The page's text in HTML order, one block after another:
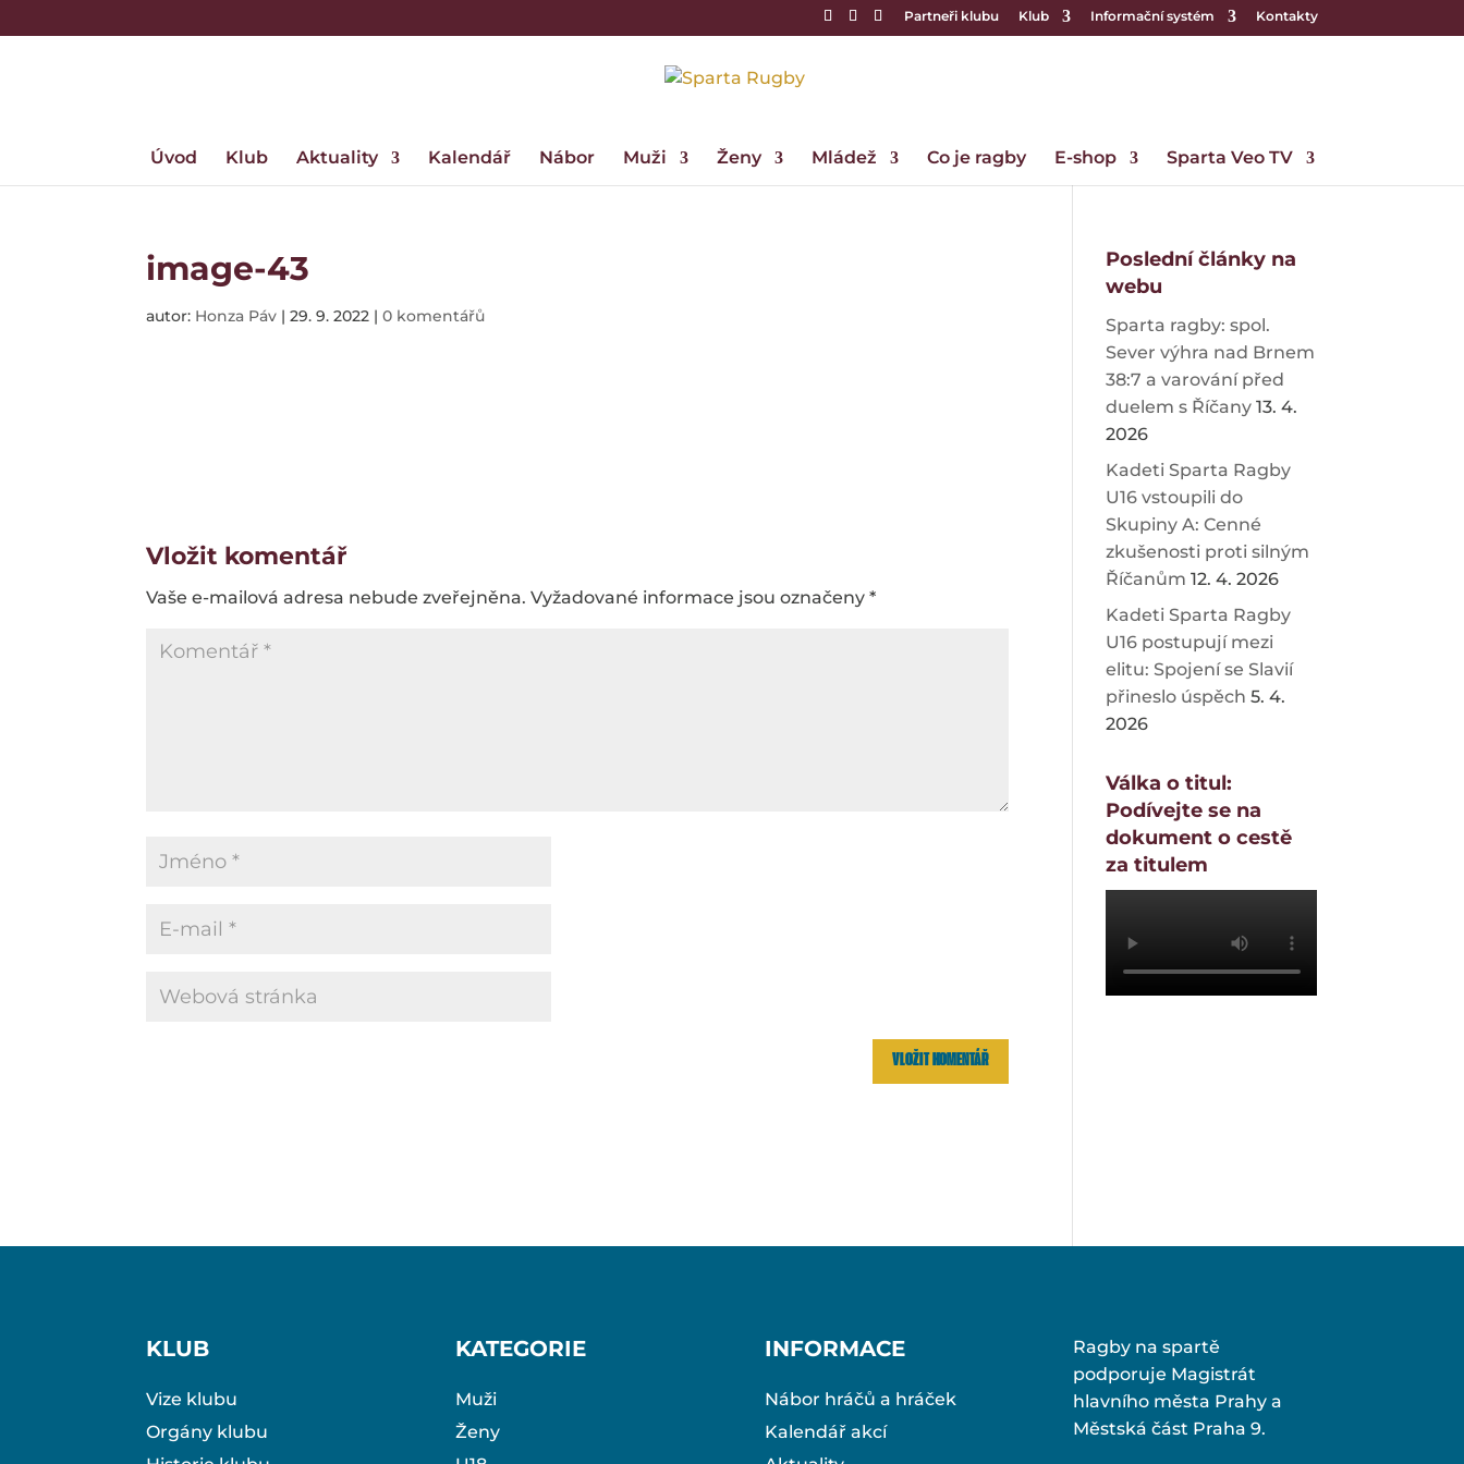
Partneři klubu Klub Informační systém Kontakty
Úvod Klub Aktuality Kalendář Nábor Muži Ženy Mládež Co je ragby E-shop Sparta Veo TV
image-43
autor: Honza Páv |29. 9. 2022 |0 komentářů
Vložit komentář
Vaše e-mailová adresa nebude zveřejněna. Vyžadované informace jsou označeny*
Poslední články na
webu
Sparta ragby: spol.
Sever výhra nad Brnem
38:7 a varování před
duelem s Říčany 13. 4.
2026
Kadeti Sparta Ragby
U16 vstoupili do
Skupiny A: Cenné
zkušenosti proti silným
Říčanům 12. 4. 2026
Kadeti Sparta Ragby
U16 postupují mezi
elitu: Spojení se Slavií
přineslo úspěch 5. 4.
2026
Válka o titul:
Podívejte se na
dokument o cestě
za titulem
KLUB
Vize klubu
Orgány klubu
KATEGORIE
Muži
Ženy
INFORMACE
Nábor hráčů a hráček
Kalendář akcí
Ragby na spartě
podporuje Magistrát
hlavního města Prahy a
Městská část Praha 9.